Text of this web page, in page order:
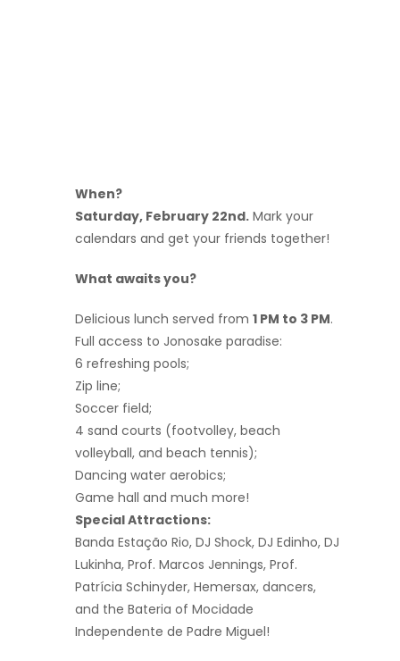
When?
Saturday, February 22nd. Mark your
calendars and get your friends together!
What awaits you?
Delicious lunch served from 1 PM to 3 PM.
Full access to Jonosake paradise:
6 refreshing pools;
Zip line;
Soccer field;
4 sand courts (footvolley, beach
volleyball, and beach tennis);
Dancing water aerobics;
Game hall and much more!
Special Attractions:
Banda Estação Rio, DJ Shock, DJ Edinho, DJ
Lukinha, Prof. Marcos Jennings, Prof.
Patrícia Schinyder, Hemersax, dancers,
and the Bateria of Mocidade
Independente de Padre Miguel!